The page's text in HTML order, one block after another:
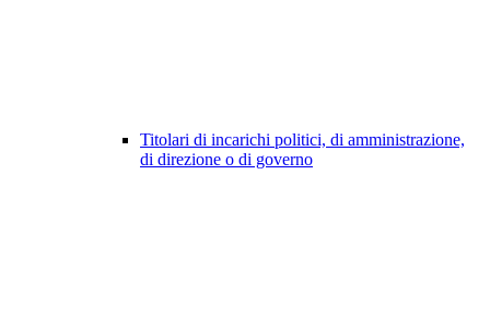
Titolari di incarichi politici, di amministrazione,
di direzione o di governo